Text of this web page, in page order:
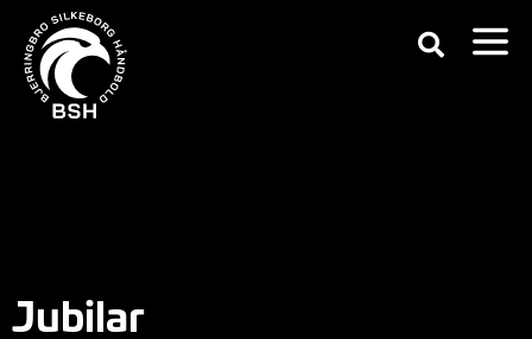
Jubilar